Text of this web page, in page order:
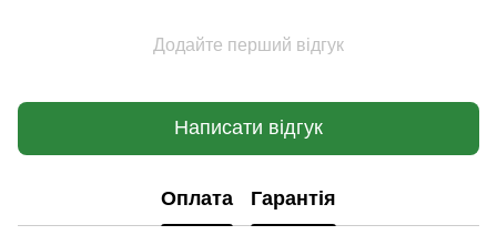
Додайте перший відгук
Написати відгук
Оплата Гарантія